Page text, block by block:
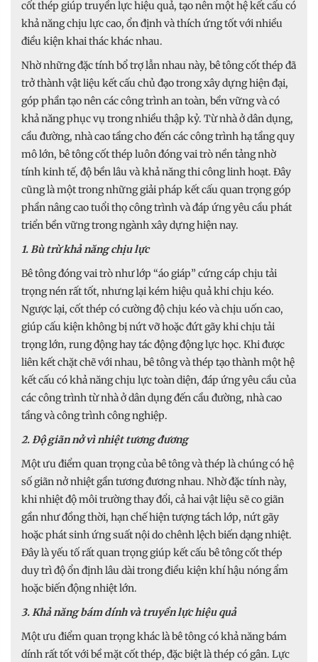
cốt thép giúp truyền lực hiệu quả, tạo nên một hệ kết cấu có
khả năng chịu lực cao, ổn định và thích ứng tốt với nhiều
điều kiện khai thác khác nhau.
Nhờ những đặc tính bổ trợ lẫn nhau này, bê tông cốt thép đã
trở thành vật liệu kết cấu chủ đạo trong xây dựng hiện đại,
góp phần tạo nên các công trình an toàn, bền vững và có
khả năng phục vụ trong nhiều thập kỷ. Từ nhà ở dân dụng,
cầu đường, nhà cao tầng cho đến các công trình hạ tầng quy
mô lớn, bê tông cốt thép luôn đóng vai trò nền tảng nhờ
tính kinh tế, độ bền lâu và khả năng thi công linh hoạt. Đây
cũng là một trong những giải pháp kết cấu quan trọng góp
phần nâng cao tuổi thọ công trình và đáp ứng yêu cầu phát
triển bền vững trong ngành xây dựng hiện nay.
1. Bù trừ khả năng chịu lực
Bê tông đóng vai trò như lớp “áo giáp” cứng cáp chịu tải
trọng nén rất tốt, nhưng lại kém hiệu quả khi chịu kéo.
Ngược lại, cốt thép có cường độ chịu kéo và chịu uốn cao,
giúp cấu kiện không bị nứt vỡ hoặc đứt gãy khi chịu tải
trọng lớn, rung động hay tác động động lực học. Khi được
liên kết chặt chẽ với nhau, bê tông và thép tạo thành một hệ
kết cấu có khả năng chịu lực toàn diện, đáp ứng yêu cầu của
các công trình từ nhà ở dân dụng đến cầu đường, nhà cao
tầng và công trình công nghiệp.
2. Độ giãn nở vì nhiệt tương đương
Một ưu điểm quan trọng của bê tông và thép là chúng có hệ
số giãn nở nhiệt gần tương đương nhau. Nhờ đặc tính này,
khi nhiệt độ môi trường thay đổi, cả hai vật liệu sẽ co giãn
gần như đồng thời, hạn chế hiện tượng tách lớp, nứt gãy
hoặc phát sinh ứng suất nội do chênh lệch biến dạng nhiệt.
Đây là yếu tố rất quan trọng giúp kết cấu bê tông cốt thép
duy trì độ ổn định lâu dài trong điều kiện khí hậu nóng ẩm
hoặc biến động nhiệt lớn.
3. Khả năng bám dính và truyền lực hiệu quả
Một ưu điểm quan trọng khác là bê tông có khả năng bám
dính rất tốt với bề mặt cốt thép, đặc biệt là thép có gân. Lực